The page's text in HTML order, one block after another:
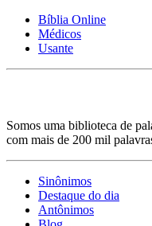
Bíblia Online
Médicos
Usante
Somos uma biblioteca de
com mais de 200 mil
Sinônimos
Destaque do dia
Antônimos